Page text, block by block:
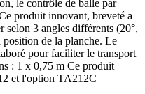
le contrôle de balle par
produit innovant, breveté a
selon 3 angles différents (20°,
position de la planche. Le
pour faciliter le transport
: 1 x 0,75 m Ce produit
et l'option TA212C